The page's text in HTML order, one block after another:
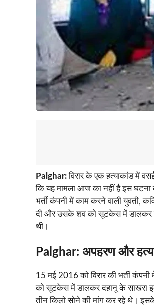
Palghar:विरार के एक हत्याकांड में
कि यह मामला आज का नहीं है इस घटना
भर्ती कंपनी में काम करने वाली युवती,
दी और उसके शव को सूटकेस में डालकर
थी।
Palghar: अपहरण और
15 मई 2016 को विरार की भर्ती
को सूटकेस में डालकर दहानू के साखरा
तीन किलो सोने की मांग कर रहे थे। इसके